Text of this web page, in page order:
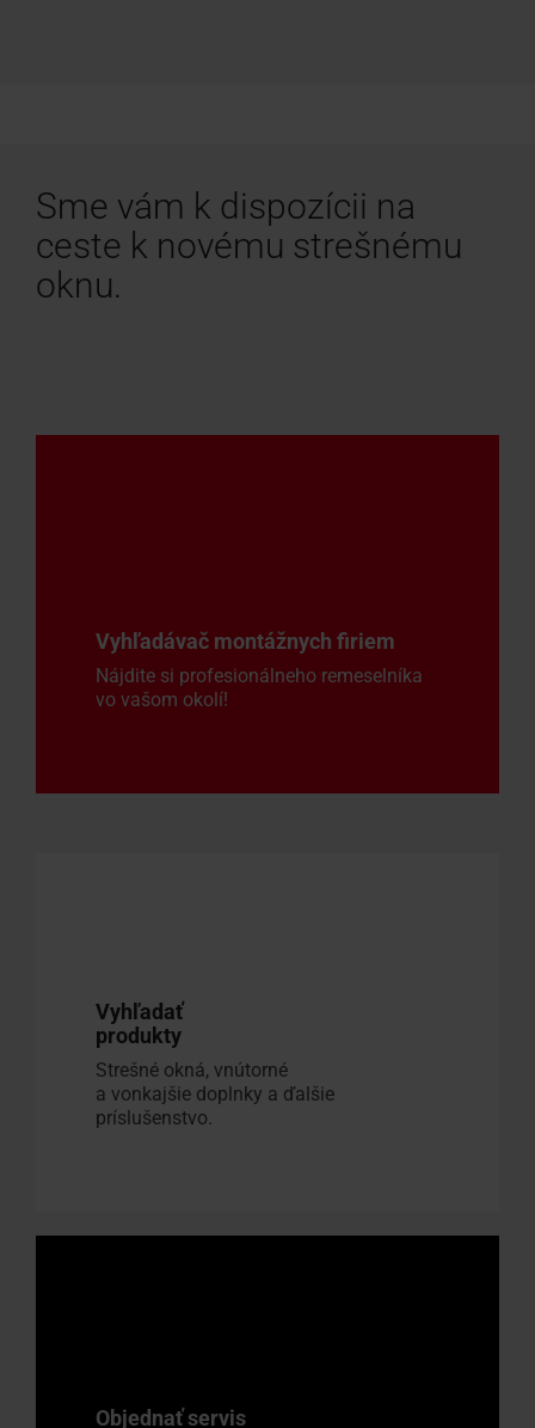
Sme vám k dispozícii na
ceste k novému strešnému
oknu.
Vyhľadávač montážnych firiem
Nájdite si profesionálneho remeselníka
vo vašom okolí!
Vyhľadať
produkty
Strešné okná, vnútorné
a vonkajšie doplnky a ďalšie
príslušenstvo.
Objednať servis